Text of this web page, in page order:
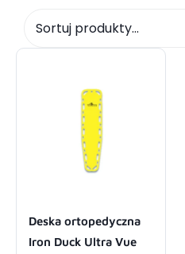
Deska ortopedyczna
Iron Duck Ultra Vue